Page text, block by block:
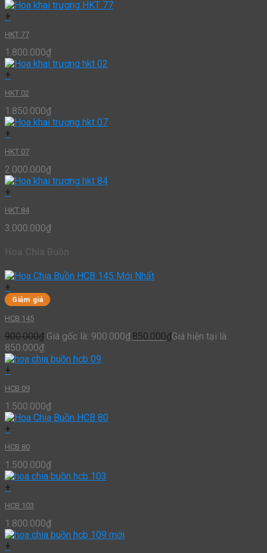
+
HKT 77
1.800.000₫
+
HKT 02
1.850.000₫
+
HKT 07
2.000.000₫
+
HKT 84
3.000.000₫
+
Giảm giá
HCB 145
900.000₫ Giá gốc là: 900.000₫.850.000₫Giá hiện tại là:
850.000₫.
+
HCB 09
1.500.000₫
+
HCB 80
1.500.000₫
+
HCB 103
1.800.000₫
+